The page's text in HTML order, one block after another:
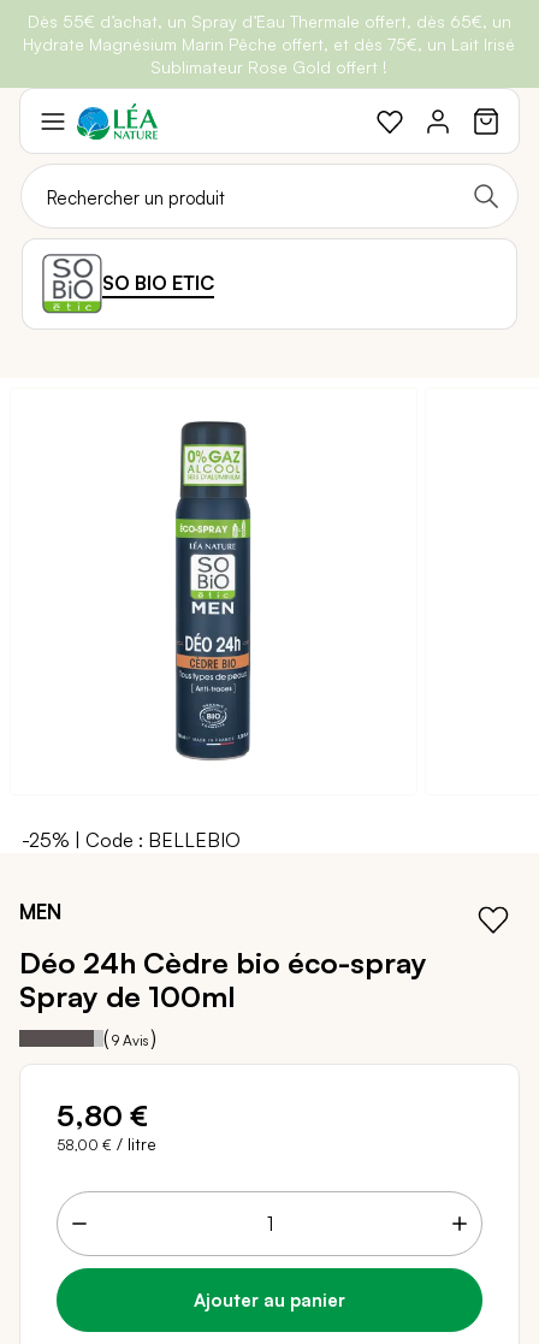
Belle semaine : Profitez de-25% + Livraison offertedès 30€
d'achat avec le codeBELLEBIO
BRADERIE :-40% sur une sélection de produits
Dès 55€ d’achat, un Spray d’Eau Thermale offert, dès 65€, un
Hydrate Magnésium Marin Pêche offert, et dès 75€, un Lait Irisé
Sublimateur Rose Gold offert !
Aller
contenu
SO BIO ETIC
-25% | Code : BELLEBIO
début
Galerie
MEN
Déo 24h Cèdre bio éco-spray
Spray de 100ml
Notation: 89
% of 100
( 9 Avis )
5,80 €
58,00 € / litre